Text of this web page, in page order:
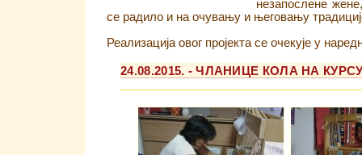
незапослене
се радило и на очувању и његовању
Реализација овог пројекта се очекује у
24.08.2015. - ЧЛАНИЦЕ КОЛА НА